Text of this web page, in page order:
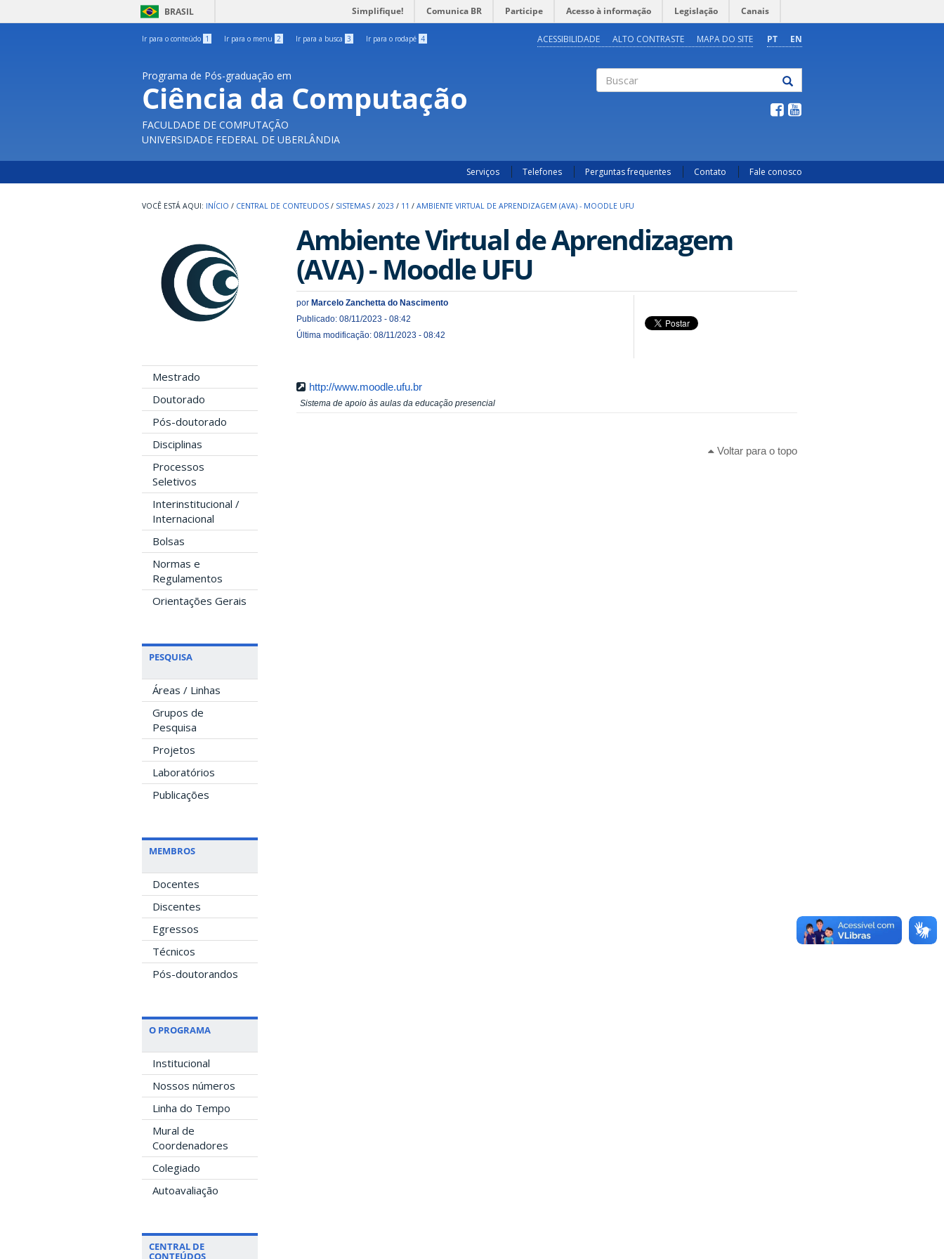
BRASIL Simplifique! Comunica BR Participe Acesso à informação Legislação Canais
Ir para o conteúdo 1 Ir para o menu 2 Ir para a busca 3 Ir para o rodapé 4 PT EN
ACESSIBILIDADE ALTO CONTRASTE MAPA DO SITE
Programa de Pós-graduação em
Ciência da Computação
FACULDADE DE COMPUTAÇÃO
UNIVERSIDADE FEDERAL DE UBERLÂNDIA
Serviços Telefones Perguntas frequentes Contato Fale conosco
INÍCIO / CENTRAL DE CONTEUDOS / SISTEMAS / 2023 / 11 / AMBIENTE VIRTUAL DE APRENDIZAGEM (AVA) - MOODLE UFU
Mestrado
Doutorado
Pós-doutorado
Disciplinas
Processos
Seletivos
Interinstitucional /
Internacional
Bolsas
Normas e
Regulamentos
Orientações Gerais
PESQUISA
Áreas / Linhas
Grupos de
Pesquisa
Projetos
Laboratórios
Publicações
MEMBROS
Docentes
Discentes
Egressos
Técnicos
Pós-doutorandos
O PROGRAMA
Institucional
Nossos números
Linha do Tempo
Mural de
Coordenadores
Colegiado
Autoavaliação
CENTRAL DE
CONTEÚDOS
Ambiente Virtual de Aprendizagem
(AVA) - Moodle UFU
por Marcelo Zanchetta do Nascimento
Publicado: 08/11/2023 - 08:42
Última modificação: 08/11/2023 - 08:42
http://www.moodle.ufu.br
Sistema de apoio às aulas da educação presencial
Voltar para o topo